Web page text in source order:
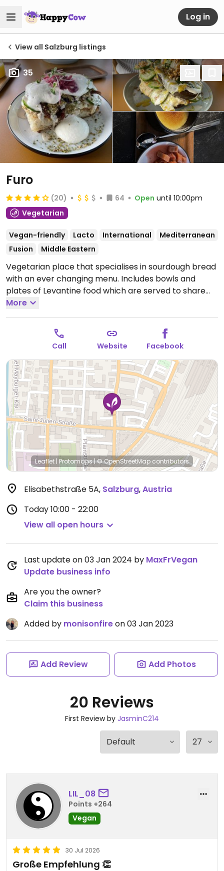
Log in
View all Salzburg listings
35
Furo
(20) 64 Open until 10:00pm
Vegetarian
Vegan-friendly Lacto International
Mediterranean
Fusion
Middle Eastern
Vegetarian place that specialises in sourdough bread
with an ever changing menu. Includes bowls and
plates of Levantine food which are served to share
such as shakshuka, sabich, hummus and chimichurri.
Relocated from Lasserstraße 19.Open Tue-Sat 10:00-
Closed Sun-Mon.
More
Call Website Facebook
Leaflet | Protomaps|© OpenStreetMap contributors
Elisabethstraße 5A, Salzburg,Austria
Today10:00 - 22:00
View all open hours
Last update on 03 Jan 2024 by MaxFrVegan
Update business info
Are you the owner?
Claim this business
Added by monisonfireon 03 Jan 2023
Add Review Add Photos
20 Reviews
First Review by JasminC214
LIL_08
Points +264
Vegan
30 Jul 2026
Große Empfehlung 👏